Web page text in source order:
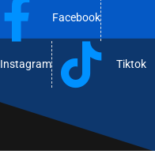
Facebook
Instagram Tiktok